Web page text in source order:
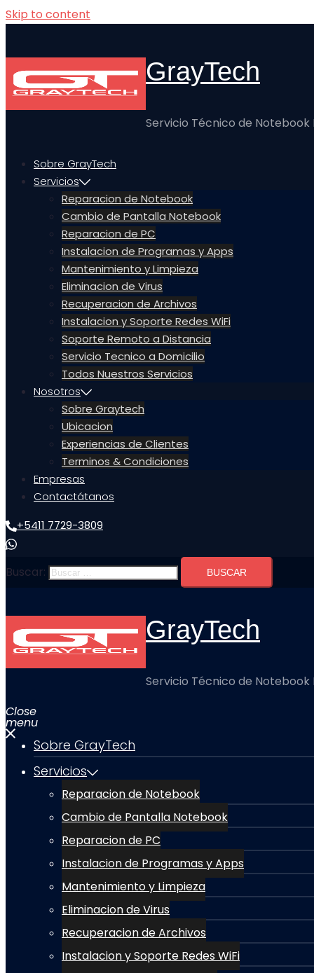
Skip to content
GrayTech
Servicio Técnico de Notebook
Sobre GrayTech
Servicios
Reparacion de Notebook
Cambio de Pantalla Notebook
Reparacion de PC
Instalacion de Programas y Apps
Mantenimiento y Limpieza
Eliminacion de Virus
Recuperacion de Archivos
Instalacion y Soporte Redes WiFi
Soporte Remoto a Distancia
Servicio Tecnico a Domicilio
Todos Nuestros Servicios
Nosotros
Sobre Graytech
Ubicacion
Experiencias de Clientes
Terminos & Condiciones
Empresas
Contactátanos
+5411 7729-3809
Buscar:
GrayTech
Servicio Técnico de Notebook
Close
menu
Sobre GrayTech
Servicios
Reparacion de Notebook
Cambio de Pantalla Notebook
Reparacion de PC
Instalacion de Programas y Apps
Mantenimiento y Limpieza
Eliminacion de Virus
Recuperacion de Archivos
Instalacion y Soporte Redes WiFi